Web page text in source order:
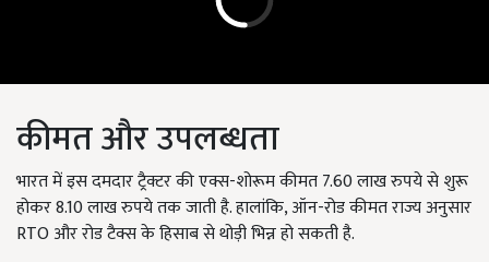
कीमत और उपलब्धता
भारत में इस दमदार ट्रैक्टर की एक्स-शोरूम कीमत 7.60 लाख रुपये से शुरू
होकर 8.10 लाख रुपये तक जाती है. हालांकि, ऑन-रोड कीमत राज्य अनुसार
RTO और रोड टैक्स के हिसाब से थोड़ी भिन्न हो सकती है.